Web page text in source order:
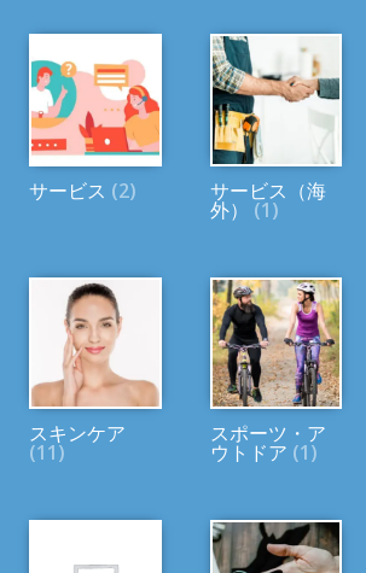
サービス (2) サービス（海
外） (1)
スキンケア
(11)
スポーツ・ア
ウトドア (1)